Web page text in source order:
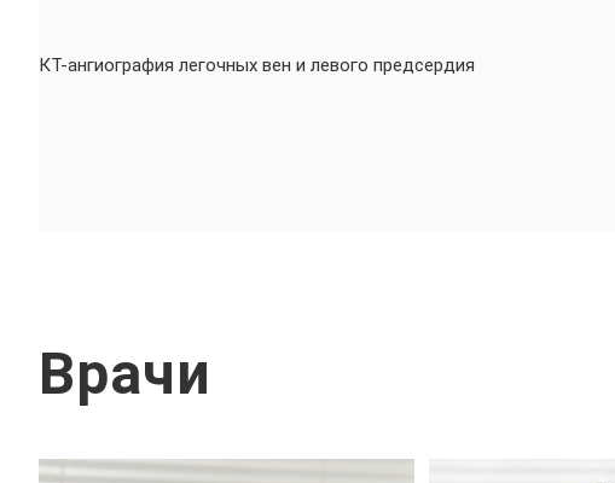
КТ-ангиография легочных вен и левого предсердия
Врачи